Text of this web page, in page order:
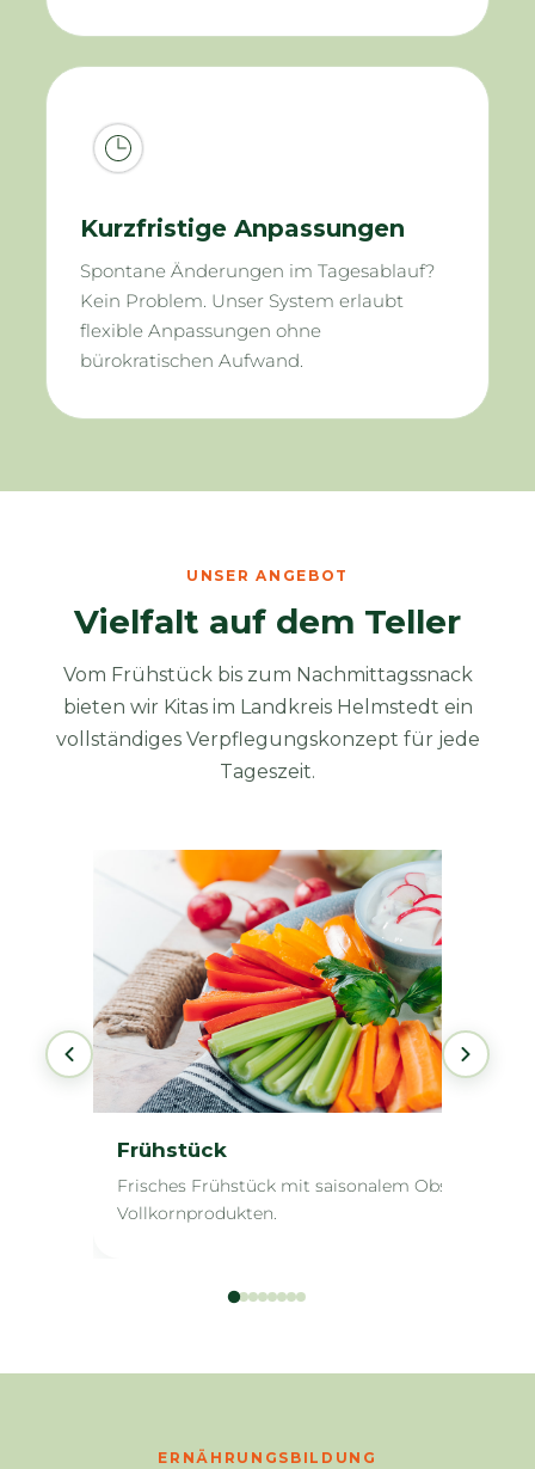
Kurzfristige Anpassungen
Spontane Änderungen im Tagesablauf?
Kein Problem. Unser System erlaubt
flexible Anpassungen ohne
bürokratischen Aufwand.
UNSER ANGEBOT
Vielfalt auf dem Teller
Vom Frühstück bis zum Nachmittagssnack
bieten wir Kitas im Landkreis Helmstedt ein
vollständiges Verpflegungskonzept für jede
Tageszeit.
Frühstück
Frisches Frühstück mit saisonalem Obst und
Vollkornprodukten.
ERNÄHRUNGSBILDUNG